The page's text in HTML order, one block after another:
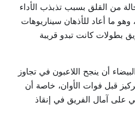
من القلق بسبب تذبذب الأداء
وهو ما أعاد للأذهان سيناريوهات
بطولات كانت تبدو قريبة
أن ينجح اللاعبون في تجاوز
قبل فوات الأوان، خاصة أن
على آمال الفريق في إنقاذ